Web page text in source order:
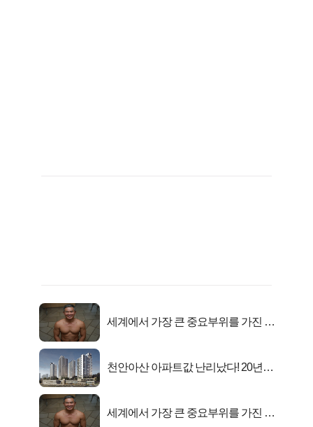
세계에서 가장 큰 중요부위를 가진 남
천안아산 아파트값 난리났다! 20년
세계에서 가장 큰 중요부위를 가진 남